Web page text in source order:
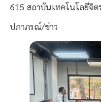
615 สถาบันเทคโนโลยีจิต
ปภาภรณ์/ข่าว